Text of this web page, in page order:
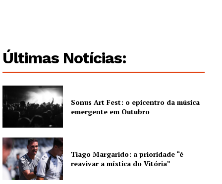
Institucional
Artigos
Edição Digital
Europa
Grande Entrevista
Publicidade
Últimas Notícias:
Sonus Art Fest: o epicentro da música
emergente em Outubro
Tiago Margarido: a prioridade “é
reavivar a mística do Vitória”